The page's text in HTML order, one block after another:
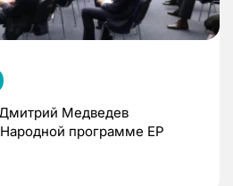
Медведев
программе ЕР